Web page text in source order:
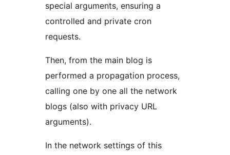
special arguments, ensuring a
controlled and private cron
requests.
Then, from the main blog is
performed a propagation process,
calling one by one all the network
blogs (also with privacy URL
arguments).
In the network settings of this